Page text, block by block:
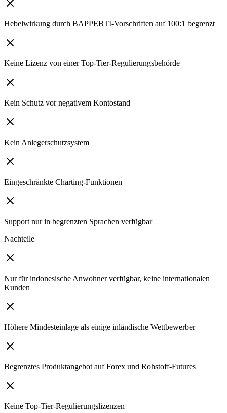
Hebelwirkung durch BAPPEBTI-Vorschriften auf 100:1 begrenzt
Keine Lizenz von einer Top-Tier-Regulierungsbehörde
Kein Schutz vor negativem Kontostand
Kein Anlegerschutzsystem
Eingeschränkte Charting-Funktionen
Support nur in begrenzten Sprachen verfügbar
Nachteile
Nur für indonesische Anwohner verfügbar, keine internationalen
Kunden
Höhere Mindesteinlage als einige inländische Wettbewerber
Begrenztes Produktangebot auf Forex und Rohstoff-Futures
Keine Top-Tier-Regulierungslizenzen